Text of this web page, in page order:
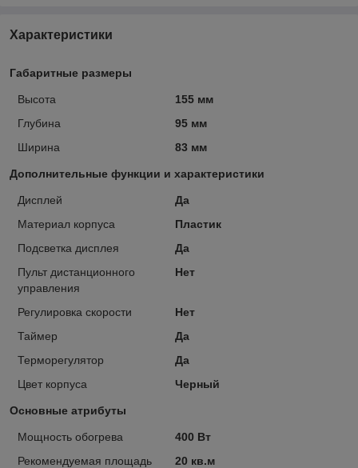
Характеристики
Габаритные размеры
Высота
155 мм
Глубина
95 мм
Ширина
83 мм
Дополнительные функции и характеристики
Дисплей
Да
Материал корпуса
Пластик
Подсветка дисплея
Да
Пульт дистанционного
управления
Нет
Регулировка скорости
Нет
Таймер
Да
Терморегулятор
Да
Цвет корпуса
Черный
Основные атрибуты
Мощность обогрева
400 Вт
Рекомендуемая площадь
20 кв.м